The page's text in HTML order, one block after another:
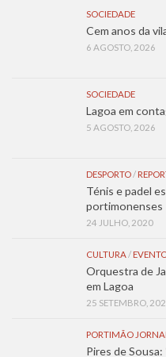
SOCIEDADE
Cem anos da
6 AGOSTO, 2026
SOCIEDADE
Lagoa em
5 AGOSTO, 2026
DESPORTO/
Ténis e padel
portimonenses
24 JULHO, 2020
CULTURA/
Orquestra de
em Lagoa
25 SETEMBRO,
PORTIMÃO JORNAL
Pires de